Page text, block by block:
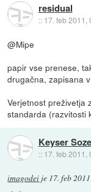
residual
:: 17. feb 2011,
@Mipe
papir vse prenese,
drugačna, zapisana
Verjetnost preživetja
standarda (razvitosti
Keyser Soze
:: 17. feb 2011,
imagodei je 17. feb